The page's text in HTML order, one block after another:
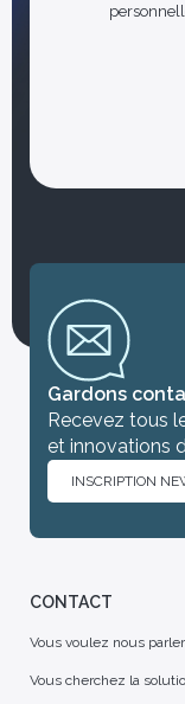
Gardons
Recevez tous
et innovations
INSCRIPTION
CONTACT
Vous voulez nous
Vous cherchez la